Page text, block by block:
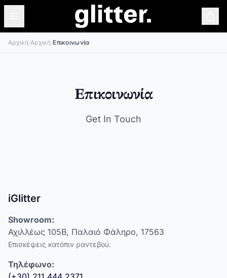
Skip to main content
Αρχική/Αρχική/Επικοινωνία
Επικοινωνία
Get In Touch
iGlitter
Showroom:
Αχιλλέως 105Β, Παλαιό Φάληρο, 17563
Επισκέψεις κατόπιν ραντεβού.
Τηλέφωνο: